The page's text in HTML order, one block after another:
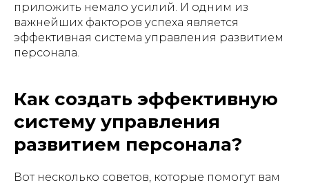
приложить немало усилий. И одним из
важнейших факторов успеха является
эффективная система управления развитием
персонала.
Как создать эффективную
систему управления
развитием персонала?
Вот несколько советов, которые помогут вам